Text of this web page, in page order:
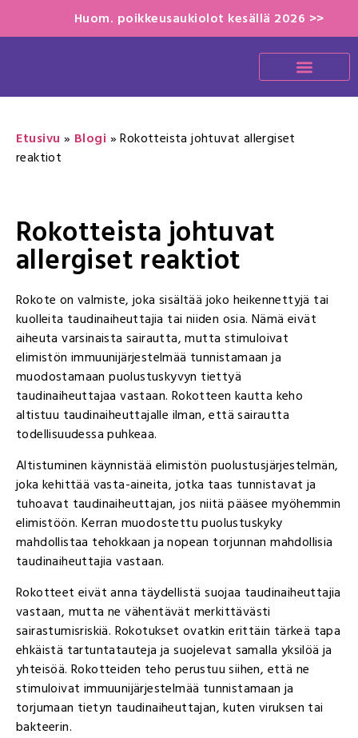
Huom. poikkeusaukiolot kesällä 2026 >>
Etusivu » Blogi »Rokotteista johtuvat allergiset
reaktiot
Rokotteista johtuvat
allergiset reaktiot
Rokote on valmiste, joka sisältää joko heikennettyjä tai
kuolleita taudinaiheuttajia tai niiden osia. Nämä eivät
aiheuta varsinaista sairautta, mutta stimuloivat
elimistön immuunijärjestelmää tunnistamaan ja
muodostamaan puolustuskyvyn tiettyä
taudinaiheuttajaa vastaan. Rokotteen kautta keho
altistuu taudinaiheuttajalle ilman, että sairautta
todellisuudessa puhkeaa.
Altistuminen käynnistää elimistön puolustusjärjestelmän,
joka kehittää vasta-aineita, jotka taas tunnistavat ja
tuhoavat taudinaiheuttajan, jos niitä pääsee myöhemmin
elimistöön. Kerran muodostettu puolustuskyky
mahdollistaa tehokkaan ja nopean torjunnan mahdollisia
taudinaiheuttajia vastaan.
Rokotteet eivät anna täydellistä suojaa taudinaiheuttajia
vastaan, mutta ne vähentävät merkittävästi
sairastumisriskiä. Rokotukset ovatkin erittäin tärkeä tapa
ehkäistä tartuntatauteja ja suojelevat samalla yksilöä ja
yhteisöä. Rokotteiden teho perustuu siihen, että ne
stimuloivat immuunijärjestelmää tunnistamaan ja
torjumaan tietyn taudinaiheuttajan, kuten viruksen tai
bakteerin.